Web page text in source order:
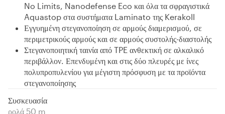
No Limits, Nanodefense Eco και όλα τα σφραγιστικά
Aquastop στα συστήματα Laminato της Kerakoll
Εγγυημένη στεγανοποίηση σε αρμούς διαμερισμού, σε
περιμετρικούς αρμούς και σε αρμούς συστολής-διαστολής
Στεγανοποιητική ταινία από TPE ανθεκτική σε αλκαλικό
περιβάλλον. Επενδυμένη και στις δύο πλευρές με ίνες
πολυπροπυλενίου για μέγιστη πρόσφυση με τα προϊόντα
στεγανοποίησης
Συσκευασία
ρολά 50 m